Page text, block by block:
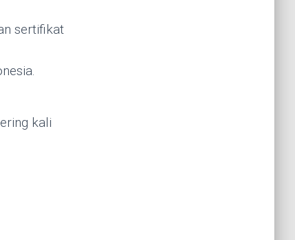
sertifikat
kali